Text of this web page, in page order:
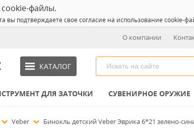
cookie-файлы.
вы подтверждаете свое согласие на использование cookie-
О компании
КАТАЛОГ
ДЛЯ ЗАТОЧКИ СУВЕНИРНОЕ ОРУЖИЕ
Veber Бинокль детский Veber Эврика 6*21 зелено-